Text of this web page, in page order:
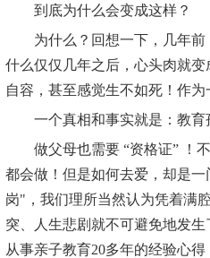
到底为什么会变成这样？
为什么？回想一下，几年
什么仅仅几年之后，心头肉就
自容，甚至感觉生不如死！作
一个真相和事实就是：教育
做父母也需要 “资格证” ！
都会做！但是如何去爱，却是
岗"，我们理所当然认为凭着满
突、人生悲剧就不可避免地发
从事亲子教育20多年的经验心